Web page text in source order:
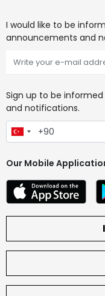
I would like to be
announcements and
Sign up to be
and notifications.
Our Mobile